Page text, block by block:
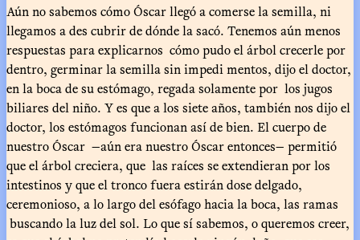
Aún no sabemos cómo Óscar llegó a comerse la semilla, ni
llegamos a des cubrir de dónde la sacó. Tenemos aún menos
respuestas para explicarnos cómo pudo el árbol crecerle por
dentro, germinar la semilla sin impedi mentos, dijo el doctor,
en la boca de su estómago, regada solamente por los jugos
biliares del niño. Y es que a los siete años, también nos dijo el
doctor, los estómagos funcionan así de bien. El cuerpo de
nuestro Óscar —aún era nuestro Óscar entonces— permitió
que el árbol creciera, que las raíces se extendieran por los
intestinos y que el tronco fuera estirán dose delgado,
ceremonioso, a lo largo del esófago hacia la boca, las ramas
buscando la luz del sol. Lo que sí sabemos, o queremos creer,